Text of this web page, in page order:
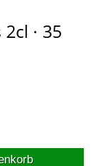
· 35